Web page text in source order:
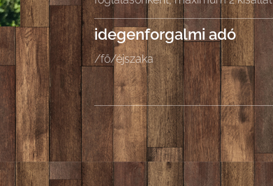
idegenforgalmi adó
/fő/éjszaka